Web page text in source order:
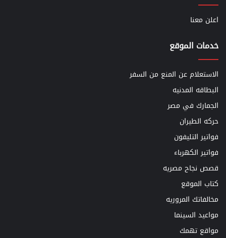
اعلن معنا
خدمات الموقع
الاستعلام عن المنع من السفر
البطاقه المدنيه
الجمارك في مصر
حركه الطيران
فواتير التليفون
فواتير الكهرباء
قصص نجاح مصريه
كتاب الموقع
مخالفاتك المروريه
مواعيد السينما
مواقع تهمك